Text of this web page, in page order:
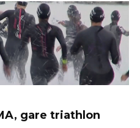
gare triathlon